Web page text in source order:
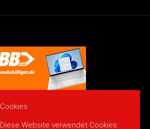
Cookies
Diese Website verwendet Cookies: